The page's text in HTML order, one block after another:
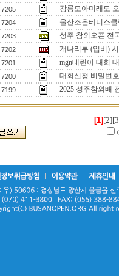
7205 강릉모아미래도
7204 울산조은테니스
7203 성주 참외오픈 전
7202 개나리부 (입비)
7201 mgn테린이 대회
7200 대회신청 비밀번호
7199 2025 성주참외배
[1] [2]